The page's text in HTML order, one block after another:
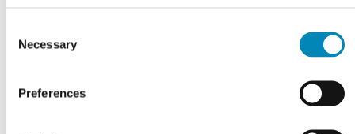
Selection
Necessary
Preferences